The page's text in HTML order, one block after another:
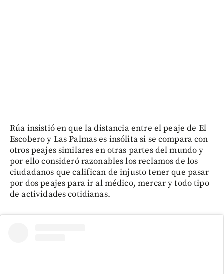
Rúa insistió en que la distancia entre el peaje de El
Escobero y Las Palmas es insólita si se compara con
otros peajes similares en otras partes del mundo y
por ello consideró razonables los reclamos de los
ciudadanos que califican de injusto tener que pasar
por dos peajes para ir al médico, mercar y todo tipo
de actividades cotidianas.